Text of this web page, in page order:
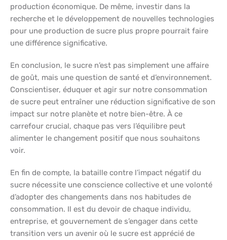
production économique. De même, investir dans la
recherche et le développement de nouvelles technologies
pour une production de sucre plus propre pourrait faire
une différence significative.
En conclusion, le sucre n’est pas simplement une affaire
de goût, mais une question de santé et d’environnement.
Conscientiser, éduquer et agir sur notre consommation
de sucre peut entraîner une réduction significative de son
impact sur notre planète et notre bien-être. À ce
carrefour crucial, chaque pas vers l’équilibre peut
alimenter le changement positif que nous souhaitons
voir.
En fin de compte, la bataille contre l’impact négatif du
sucre nécessite une conscience collective et une volonté
d’adopter des changements dans nos habitudes de
consommation. Il est du devoir de chaque individu,
entreprise, et gouvernement de s’engager dans cette
transition vers un avenir où le sucre est apprécié de